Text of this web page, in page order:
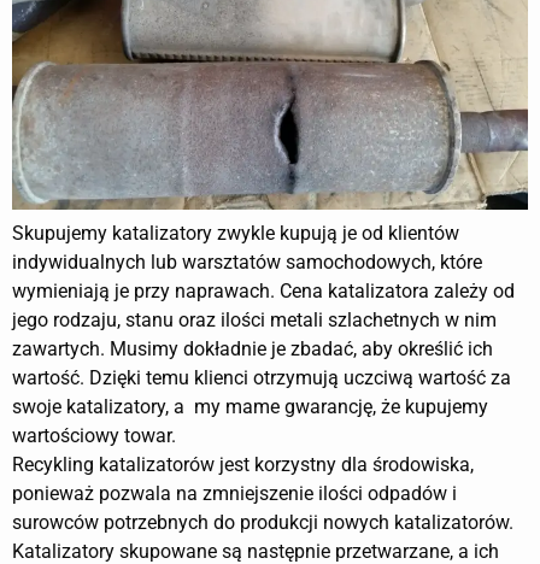
Skupujemy katalizatory zwykle kupują je od klientów
indywidualnych lub warsztatów samochodowych, które
wymieniają je przy naprawach. Cena katalizatora zależy od
jego rodzaju, stanu oraz ilości metali szlachetnych w nim
zawartych. Musimy dokładnie je zbadać, aby określić ich
wartość. Dzięki temu klienci otrzymują uczciwą wartość za
swoje katalizatory, a my mame gwarancję, że kupujemy
wartościowy towar.
Recykling katalizatorów jest korzystny dla środowiska,
ponieważ pozwala na zmniejszenie ilości odpadów i
surowców potrzebnych do produkcji nowych katalizatorów.
Katalizatory skupowane są następnie przetwarzane, a ich